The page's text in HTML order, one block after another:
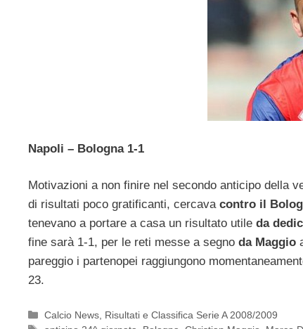
Napoli – Bologna 1-1
Motivazioni a non finire nel secondo anticipo della
di risultati poco gratificanti, cercava contro il
tenevano a portare a casa un risultato utile da
fine sarà 1-1, per le reti messe a segno da Maggio
pareggio i partenopei raggiungono
23.
Categorie
Calcio News Risultati e Classifica Serie A 2008/2009